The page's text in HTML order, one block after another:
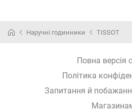
Наручні годинники TISSOT
Повна версія
Політика
Запитання й